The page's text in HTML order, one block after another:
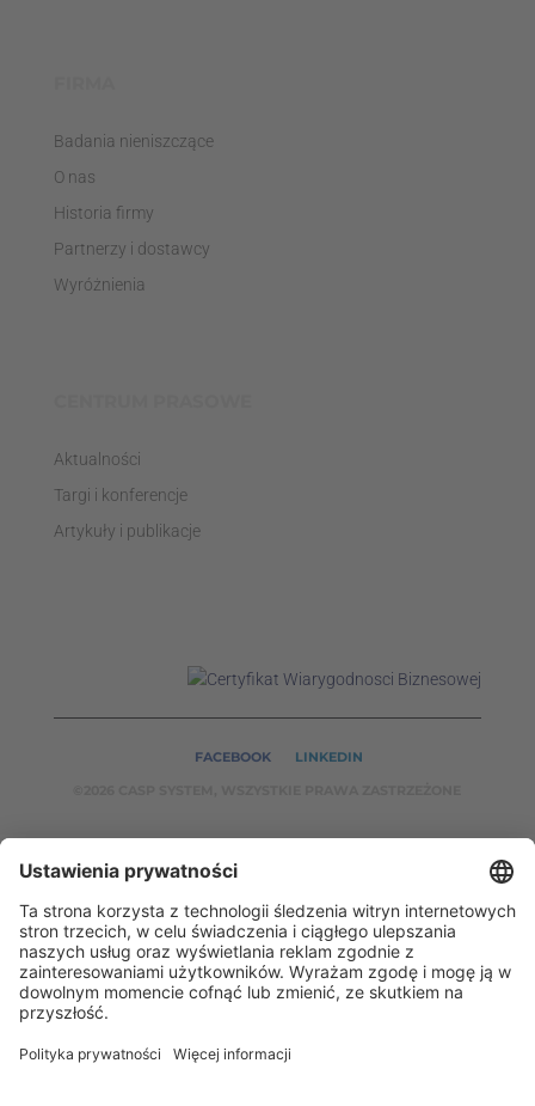
Badania nieniszczące
O nas
Historia firmy
Partnerzy i dostawcy
Wyróżnienia
Aktualności
Targi i konferencje
Artykuły i publikacje
FACEBOOK
LINKEDIN
CASPSYSTEM.PL
AUTOMATYKA24.PL
WZORCENDT.P
L
BINAR24.PL EH24.PL
CASP System – Twój partner w dziedzinie Badań